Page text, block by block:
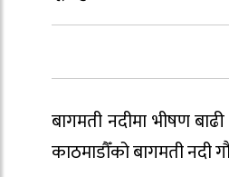
बागमती नदीमा भीषण
काठमाडौँको बागमती नदी